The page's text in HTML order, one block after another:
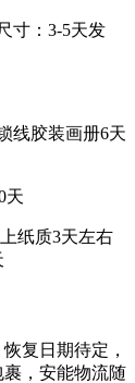
寸：3-5天发
线胶装画册6天
天
纸质3天左右
复日期待定，
，安能物流随